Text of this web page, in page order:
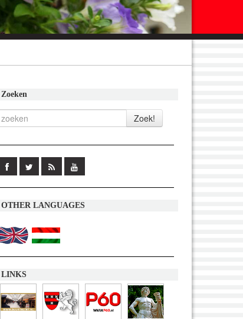
Zoeken
OTHER LANGUAGES
LINKS